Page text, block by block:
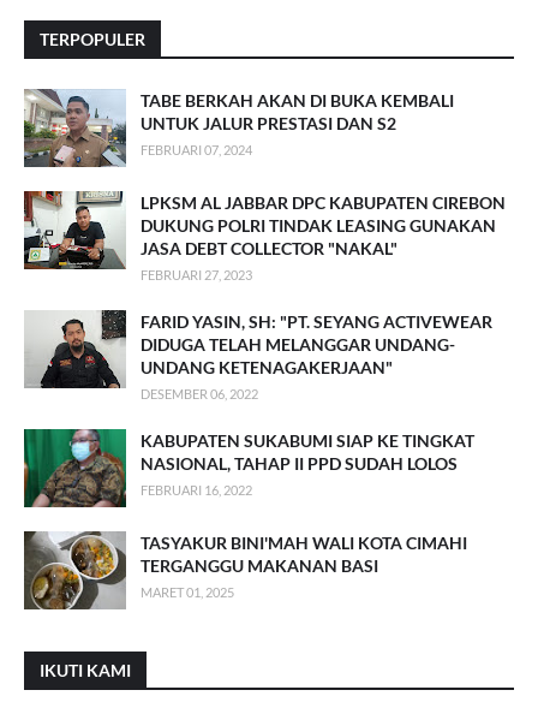
TERPOPULER
TABE BERKAH AKAN DI BUKA KEMBALI
UNTUK JALUR PRESTASI DAN S2
FEBRUARI 07, 2024
LPKSM AL JABBAR DPC KABUPATEN CIREBON
DUKUNG POLRI TINDAK LEASING GUNAKAN
JASA DEBT COLLECTOR "NAKAL"
FEBRUARI 27, 2023
FARID YASIN, SH: "PT. SEYANG ACTIVEWEAR
DIDUGA TELAH MELANGGAR UNDANG-
UNDANG KETENAGAKERJAAN"
DESEMBER 06, 2022
KABUPATEN SUKABUMI SIAP KE TINGKAT
NASIONAL, TAHAP II PPD SUDAH LOLOS
FEBRUARI 16, 2022
TASYAKUR BINI'MAH WALI KOTA CIMAHI
TERGANGGU MAKANAN BASI
MARET 01, 2025
IKUTI KAMI